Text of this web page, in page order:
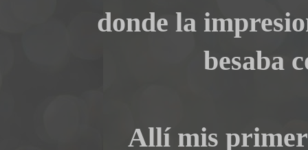
donde la
besaba
Allí mis